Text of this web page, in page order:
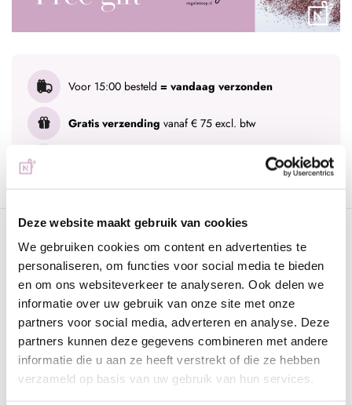
Deze website maakt gebruik van cookies
We gebruiken cookies om content en advertenties te
personaliseren, om functies voor social media te bieden
en om ons websiteverkeer te analyseren. Ook delen we
informatie over uw gebruik van onze site met onze
partners voor social media, adverteren en analyse. Deze
partners kunnen deze gegevens combineren met andere
informatie die u aan ze heeft verstrekt of die ze hebben
verzameld op basis van uw gebruik van hun services.
Voor 15:00 besteld = vandaag verzonden
Gratis verzending vanaf € 75 excl. btw
WhatsApp met onze specialisten
Omschrijving
Moyra Nagellak Gel look 1004 Agethe
Deze prachtige nagellak in de aubergine paarse kleur heeft de
look van gel. De nagellak is heel mooi egaal en trekt geen
strepen.
Voordelen van de Moyra nagellak met gel look:
Snel drogend